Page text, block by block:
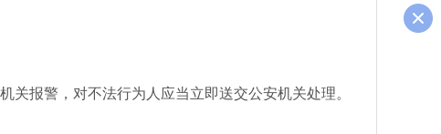
报警，对不法行为人应当立即送交公安机关处理。